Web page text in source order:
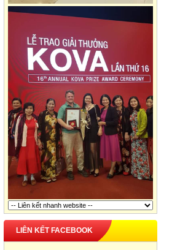
LIÊN KẾT FACEBOOK